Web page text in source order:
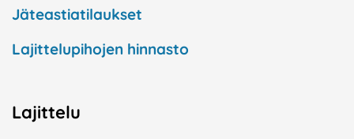
Jäteastiatilaukset
Lajittelupihojen hinnasto
Lajittelu